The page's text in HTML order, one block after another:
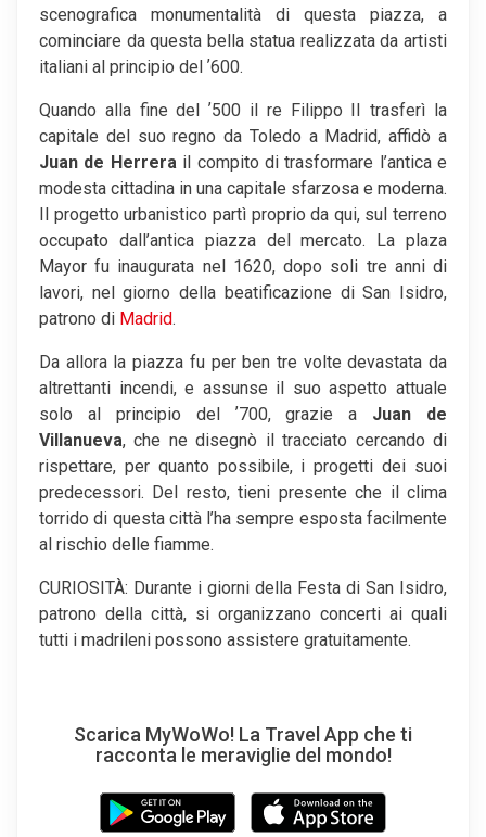
scenografica monumentalità di questa piazza, a
cominciare da questa bella statua realizzata da artisti
italiani al principio del ʼ600.
Quando alla fine del ʼ500 il re Filippo II trasferì la
capitale del suo regno da Toledo a Madrid, affidò a
Juan de Herrerail compito di trasformare l’antica e
modesta cittadina in una capitale sfarzosa e moderna.
Il progetto urbanistico partì proprio da qui, sul terreno
occupato dall’antica piazza del mercato. La plaza
Mayor fu inaugurata nel 1620, dopo soli tre anni di
lavori, nel giorno della beatificazione di San Isidro,
patrono di Madrid.
Da allora la piazza fu per ben tre volte devastata da
altrettanti incendi, e assunse il suo aspetto attuale
solo al principio del ʼ700, grazie a Juan de
Villanueva, che ne disegnò il tracciato cercando di
rispettare, per quanto possibile, i progetti dei suoi
predecessori. Del resto, tieni presente che il clima
torrido di questa città l’ha sempre esposta facilmente
al rischio delle fiamme.
CURIOSITÀ: Durante i giorni della Festa di San Isidro,
patrono della città, si organizzano concerti ai quali
tutti i madrileni possono assistere gratuitamente.
Scarica MyWoWo! La Travel App che ti
racconta le meraviglie del mondo!